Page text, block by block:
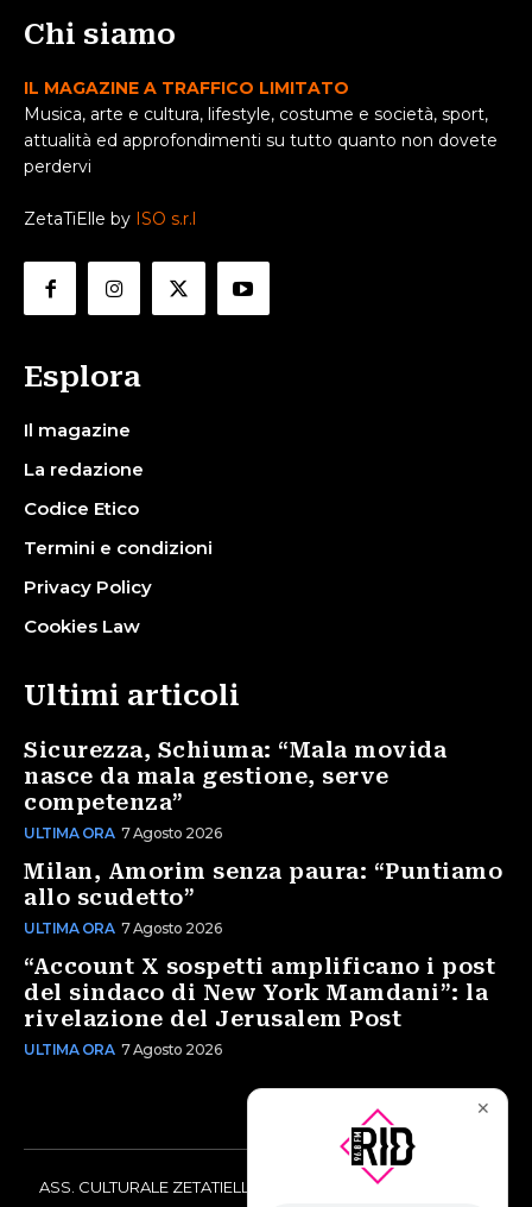
Chi siamo
IL MAGAZINE A TRAFFICO LIMITATO
Musica, arte e cultura, lifestyle, costume e società, sport,
attualità ed approfondimenti su tutto quanto non dovete
perdervi
ZetaTiElle by ISO s.r.l
Esplora
Il magazine
La redazione
Codice Etico
Termini e condizioni
Privacy Policy
Cookies Law
Ultimi articoli
Sicurezza, Schiuma: “Mala movida
nasce da mala gestione, serve
competenza”
ULTIMA ORA 7 Agosto 2026
Milan, Amorim senza paura: “Puntiamo
allo scudetto”
ULTIMA ORA 7 Agosto 2026
“Account X sospetti amplificano i post
del sindaco di New York Mamdani”: la
rivelazione del Jerusalem Post
ULTIMA ORA 7 Agosto 2026
ASS. CULTURALE ZETATIELLE OFF via Vittorio Amedeo II, 21 -
✕